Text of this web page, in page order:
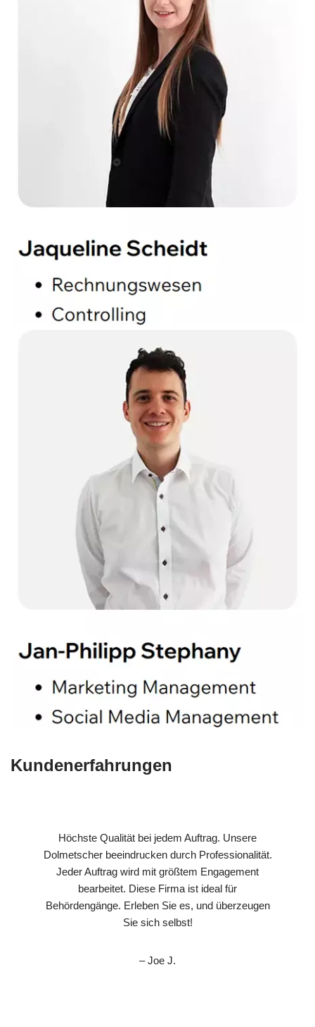
Kundenerfahrungen
Höchste Qualität bei jedem Auftrag. Unsere
Dolmetscher beeindrucken durch Professionalität.
Jeder Auftrag wird mit größtem Engagement
bearbeitet. Diese Firma ist ideal für
Behördengänge. Erleben Sie es, und überzeugen
Sie sich selbst!
– Joe J.